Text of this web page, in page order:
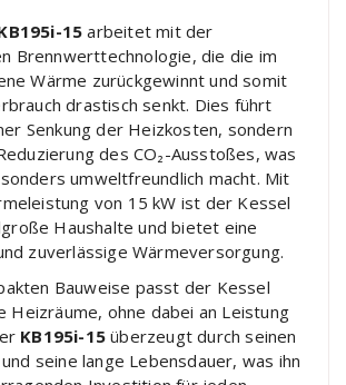
15 arbeitet mit der
Brennwerttechnologie, die die im
Wärme zurückgewinnt und somit
drastisch senkt. Dies führt
Senkung der Heizkosten, sondern
des CO₂-Ausstoßes, was
umweltfreundlich macht. Mit
von 15 kW ist der Kessel
Haushalte und bietet eine
zuverlässige Wärmeversorgung.
Bauweise passt der Kessel
Heizräume, ohne dabei an Leistung
KB195i-15 überzeugt durch seinen
seine lange Lebensdauer, was ihn